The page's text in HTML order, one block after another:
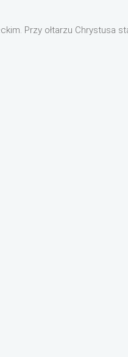
Przy ołtarzu Chrystusa